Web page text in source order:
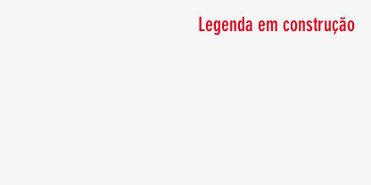
Legenda em construção